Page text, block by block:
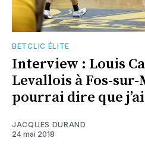
BETCLIC ÉLITE
Interview : Louis
Levallois à Fos-sur-
pourrai dire que
JACQUES DURAND
24 mai 2018